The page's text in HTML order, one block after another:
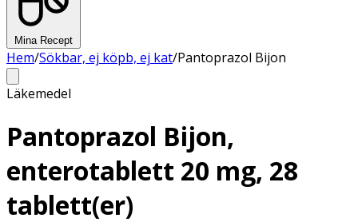
Mina Recept
Hem/Sökbar, ej köpb, ej kat/Pantoprazol Bijon
Läkemedel
Pantoprazol Bijon,
enterotablett 20 mg, 28
tablett(er)